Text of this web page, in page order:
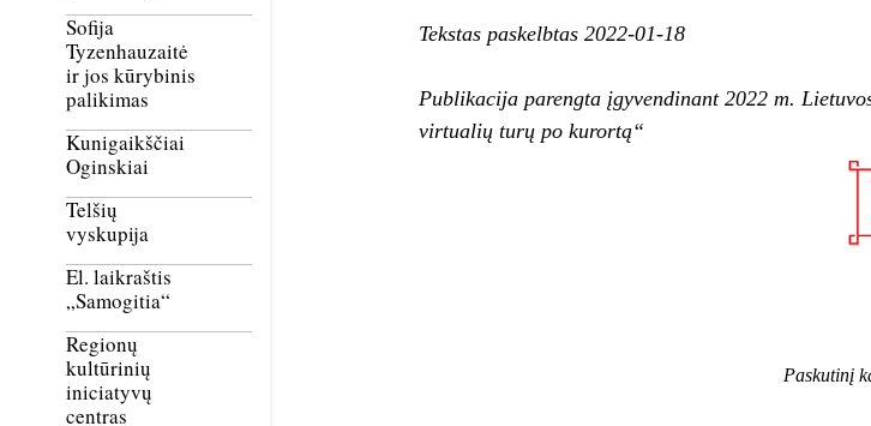
Sofija
Tyzenhauzaitė
ir jos kūrybinis
palikimas
Kunigaikščiai
Oginskiai
Telšių
vyskupija
El. laikraštis
„Samogitia“
Regionų
kultūrinių
iniciatyvų
centras
Tekstas paskelbtas 2022-01-18
Publikacija parengta įgyvendinant 2022 m.
virtualių turų po kurortą“
Paskutinį